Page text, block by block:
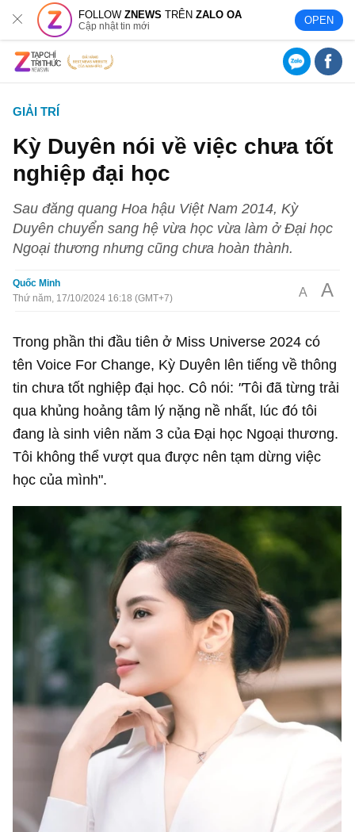
FOLLOWZNEWS TRÊNZALO OA
Cập nhật tin mới OPEN
GIẢI TRÍ
Kỳ Duyên nói về việc chưa tốt
nghiệp đại học
Sau đăng quang Hoa hậu Việt Nam 2014, Kỳ
Duyên chuyển sang hệ vừa học vừa làm ở Đại học
Ngoại thương nhưng cũng chưa hoàn thành.
Quốc Minh
Thứ năm, 17/10/2024 16:18 (GMT+7)
A A
Trong phần thi đầu tiên ở Miss Universe 2024 có
tên Voice For Change, Kỳ Duyên lên tiếng về thông
tin chưa tốt nghiệp đại học. Cô nói: "Tôi đã từng trải
qua khủng hoảng tâm lý nặng nề nhất, lúc đó tôi
đang là sinh viên năm 3 của Đại học Ngoại thương.
Tôi không thể vượt qua được nên tạm dừng việc
học của mình".